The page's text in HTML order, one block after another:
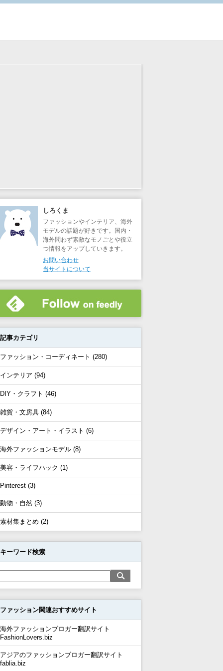
しろくま
ファッションやインテリア、海外
モデルの話題が好きです。国内・
海外問わず素敵なモノごとや役立
つ情報をアップしていきます。
お問い合わせ
当サイトについて
記事カテゴリ
ファッション・コーディネート (280)
インテリア (94)
DIY・クラフト (46)
雑貨・文房具 (84)
デザイン・アート・イラスト (6)
海外ファッションモデル (8)
美容・ライフハック (1)
Pinterest (3)
動物・自然 (3)
素材集まとめ (2)
キーワード検索
ファッション関連おすすめサイト
海外ファッションブロガー翻訳サイト
FashionLovers.biz
アジアのファッションブロガー翻訳サイト
fablia.biz